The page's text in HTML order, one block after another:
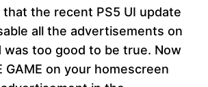
the recent PS5 UI update
all the advertisements on
was too good to be true. Now
GAME on your homescreen